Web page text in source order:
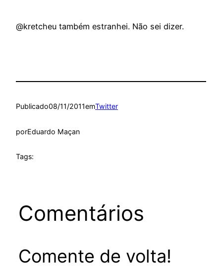
@kretcheu também estranhei. Não sei dizer.
Publicado08/11/2011emTwitter
porEduardo Maçan
Tags:
Comentários
Comente de volta!